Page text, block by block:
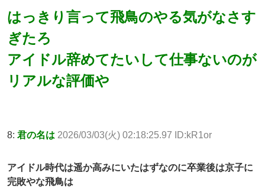
はっきり言って飛鳥のやる気がなさす
ぎたろ
アイドル辞めてたいして仕事ないのが
リアルな評価や
8: 君の名は 2026/03/03(火) 02:18:25.97 ID:kR1or
アイドル時代は遥か高みにいたはずなのに卒業後は京子に
完敗やな飛鳥は